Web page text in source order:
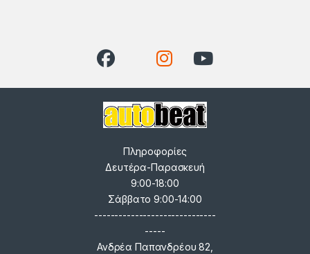
Πληροφορίες
Δευτέρα-Παρασκευή
9:00-18:00
Σάββατο 9:00-14:00
------------------------------
-----
Ανδρέα Παπανδρέου 82,